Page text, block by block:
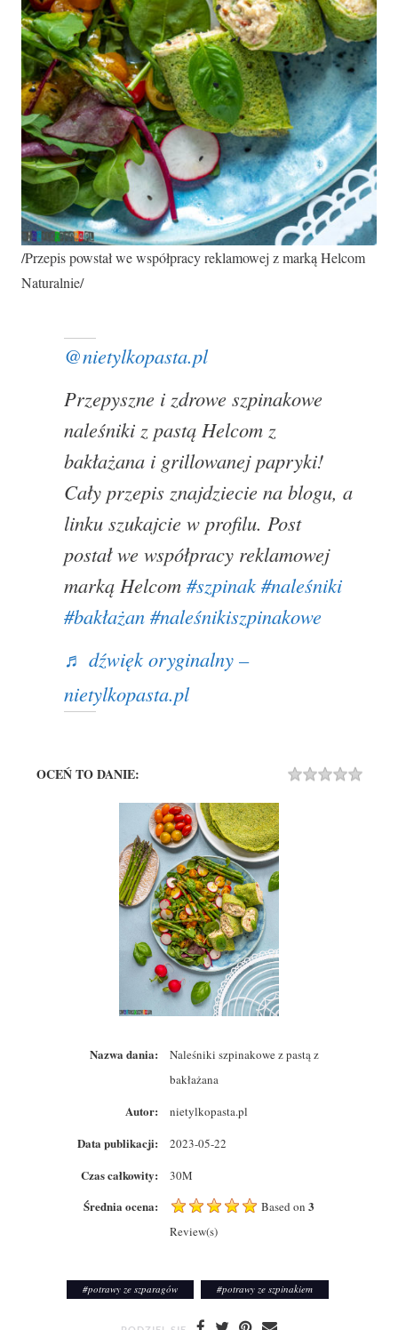
/Przepis powstał we współpracy reklamowej z marką Helcom
Naturalnie/
@nietylkopasta.pl
Przepyszne i zdrowe szpinakowe
naleśniki z pastą Helcom z
bakłażana i grillowanej papryki!
Cały przepis znajdziecie na blogu, a
linku szukajcie w profilu. Post
postał we współpracy reklamowej
marką Helcom #szpinak #naleśniki
#bakłażan #naleśnikiszpinakowe
♬ dźwięk oryginalny –
nietylkopasta.pl
OCEŃ TO DANIE: Rating
Nazwa dania:
Naleśniki szpinakowe z pastą z
bakłażana
Autor: nietylkopasta.pl
Data publikacji: 2023-05-22
Czas całkowity: 30M
Średnia ocena: Based on 3
Review(s)
#potrawy ze szparagów #potrawy ze szpinakiem